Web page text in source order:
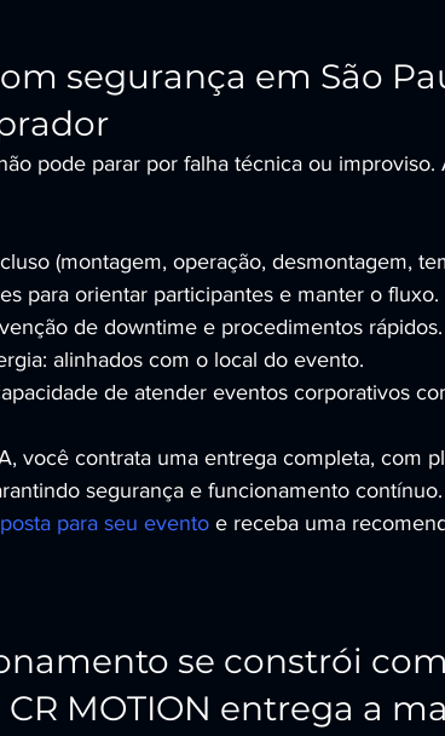
segurança em São
pode parar por falha técnica ou improviso.
(montagem, operação, desmontagem,
para orientar participantes e manter o fluxo.
de downtime e procedimentos rápidos.
alinhados com o local do evento.
de atender eventos corporativos
você contrata uma entrega completa, com
segurança e funcionamento
para seu evento e receba uma
se constrói com
MOTION entrega a